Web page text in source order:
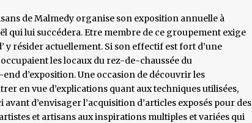
de Malmedy organise son exposition annuelle à
qui lui succédera. Etre membre de ce groupement exige
y résider actuellement. Si son effectif est fort d’une
les locaux du rez-de-chaussée du
d’exposition. Une occasion de découvrir les
en vue d’explications quant aux techniques utilisées,
d’envisager l’acquisition d’articles exposés pour des
et artisans aux inspirations multiples et variées qui